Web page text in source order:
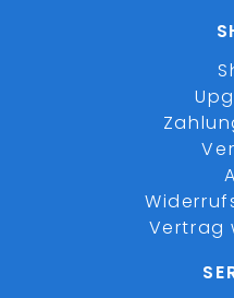
Vertrag